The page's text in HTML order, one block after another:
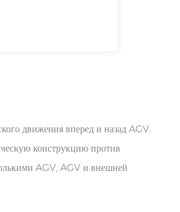
движения вперед и назад AGV.
конструкцию против
AGV, AGV и внешней